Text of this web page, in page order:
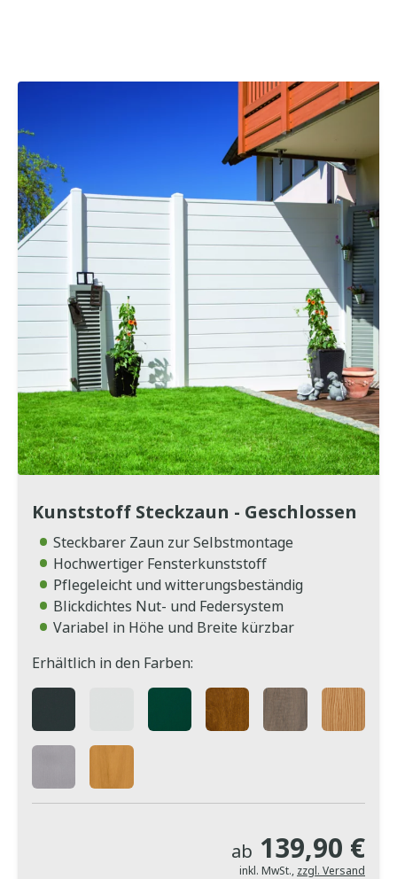
Kunststoff Steckzaun - Geschlossen
Steckbarer Zaun zur Selbstmontage
Hochwertiger Fensterkunststoff
Pflegeleicht und witterungsbeständig
Blickdichtes Nut- und Federsystem
Variabel in Höhe und Breite kürzbar
Erhältlich in den Farben:
ab 139,90 €
inkl. MwSt., zzgl. Versand